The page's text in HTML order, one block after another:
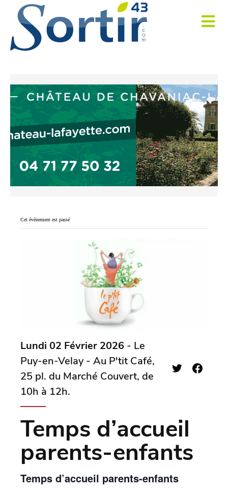
Cet évènement est passé
Lundi 02 Février 2026 - Le
Puy-en-Velay - Au P'tit Café,
25 pl. du Marché Couvert, de
10h à 12h.
Temps d’accueil
parents-enfants
Temps d’accueil parents-enfants